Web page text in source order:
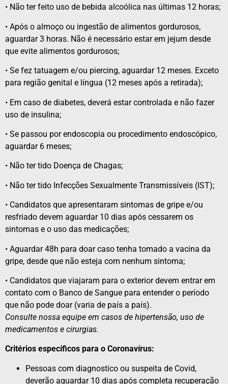
• Não ter feito uso de bebida alcoólica nas últimas 12 horas;
• Após o almoço ou ingestão de alimentos gordurosos,
aguardar 3 horas. Não é necessário estar em jejum desde
que evite alimentos gordurosos;
• Se fez tatuagem e/ou piercing, aguardar 12 meses. Exceto
para região genital e língua (12 meses após a retirada);
• Em caso de diabetes, deverá estar controlada e não fazer
uso de insulina;
• Se passou por endoscopia ou procedimento endoscópico,
aguardar 6 meses;
• Não ter tido Doença de Chagas;
• Não ter tido Infecções Sexualmente Transmissíveis (IST);
• Candidatos que apresentaram sintomas de gripe e/ou
resfriado devem aguardar 10 dias após cessarem os
sintomas e o uso das medicações;
• Aguardar 48h para doar caso tenha tomado a vacina da
gripe, desde que não esteja com nenhum sintoma;
• Candidatos que viajaram para o exterior devem entrar em
contato com o Banco de Sangue para entender o período
que não pode doar (varia de país a país).
Consulte nossa equipe em casos de hipertensão, uso de
medicamentos e cirurgias.
Critérios específicos para o Coronavírus:
Pessoas com diagnostico ou suspeita de Covid,
deverão aguardar 10 dias após completa recuperação